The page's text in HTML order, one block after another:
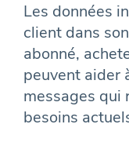
Les données
client dans
abonné,
peuvent aider
messages qui
besoins